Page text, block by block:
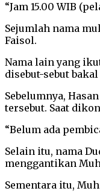
“Jam 15.00 WIB
Sejumlah nama
Faisol.
Nama lain yang
disebut-sebut
Sebelumnya,
tersebut. Saat
“Belum ada
Selain itu, nama
menggantikan
Sementara itu,